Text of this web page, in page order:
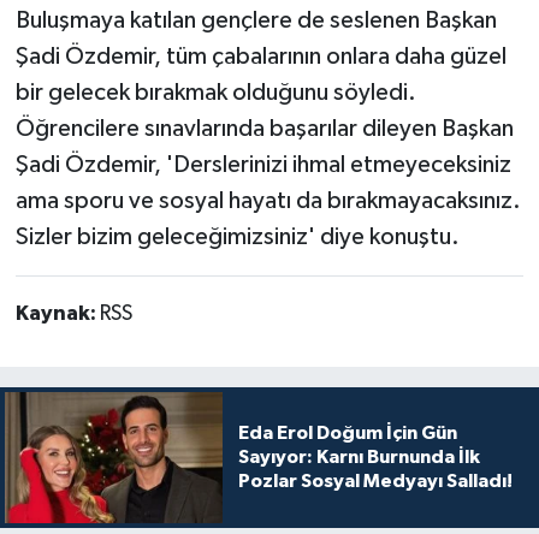
Buluşmaya katılan gençlere de seslenen Başkan
Şadi Özdemir, tüm çabalarının onlara daha güzel
bir gelecek bırakmak olduğunu söyledi.
Öğrencilere sınavlarında başarılar dileyen Başkan
Şadi Özdemir, 'Derslerinizi ihmal etmeyeceksiniz
ama sporu ve sosyal hayatı da bırakmayacaksınız.
Sizler bizim geleceğimizsiniz' diye konuştu.
Kaynak: RSS
Eda Erol Doğum İçin Gün
Sayıyor: Karnı Burnunda İlk
Pozlar Sosyal Medyayı Salladı!